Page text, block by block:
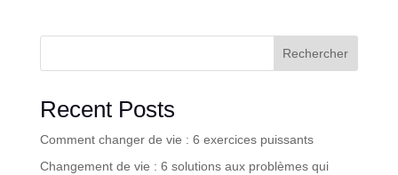
Rechercher
Recent Posts
Comment changer de vie : 6 exercices puissants
Changement de vie : 6 solutions aux problèmes qui